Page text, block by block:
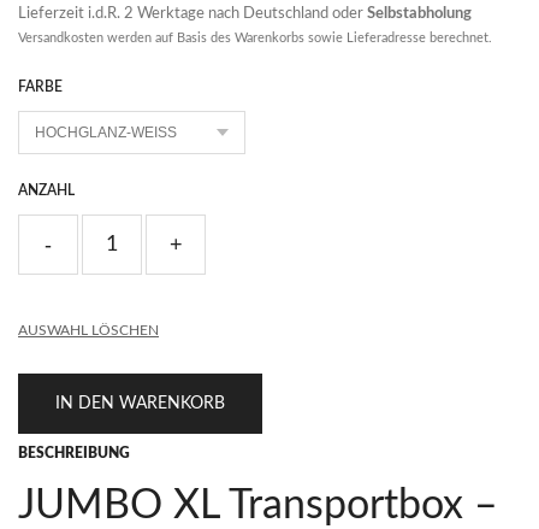
Lieferzeit i.d.R. 2 Werktage nach Deutschland oder Selbstabholung
Versandkosten werden auf Basis des Warenkorbs sowie Lieferadresse berechnet.
FARBE
ANZAHL
AUSWAHL LÖSCHEN
IN DEN WARENKORB
BESCHREIBUNG
JUMBO XL Transportbox –